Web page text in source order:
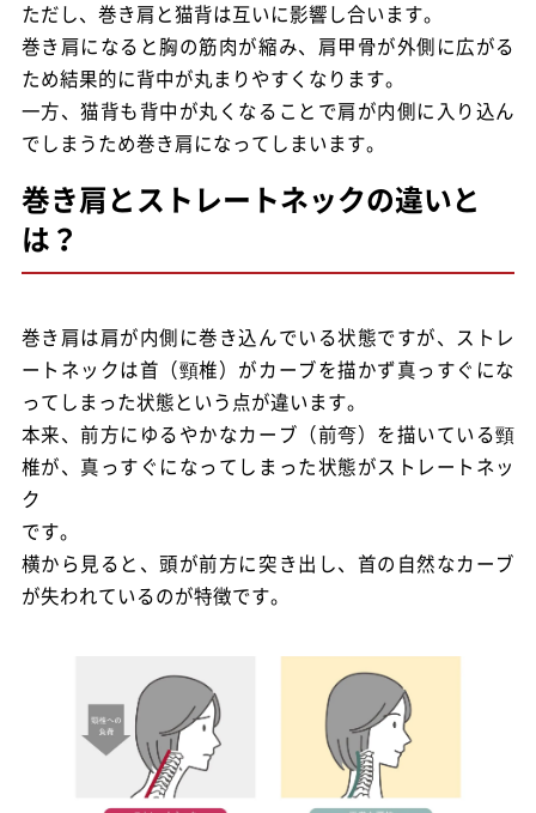
ただし、巻き肩と猫背は互いに影響し合います。
巻き肩になると胸の筋肉が縮み、肩甲骨が外側に広がる
ため結果的に背中が丸まりやすくなります。
一方、猫背も背中が丸くなることで肩が内側に入り込ん
でしまうため巻き肩になってしまいます。
巻き肩とストレートネックの違いと
は？
巻き肩は肩が内側に巻き込んでいる状態ですが、ストレ
ートネックは首（頸椎）がカーブを描かず真っすぐにな
ってしまった状態という点が違います。
本来、前方にゆるやかなカーブ（前弯）を描いている頸
椎が、真っすぐになってしまった状態がストレートネッ
ク
です。
横から見ると、頭が前方に突き出し、首の自然なカーブ
が失われているのが特徴です。